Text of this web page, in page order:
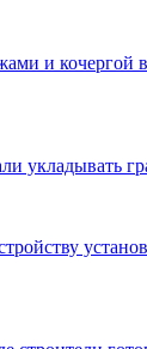
и кочергой
укладывать